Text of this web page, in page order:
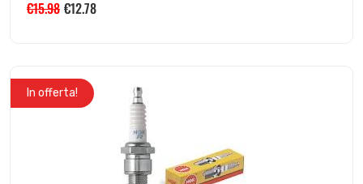
€15.98 €12.78
In offerta!